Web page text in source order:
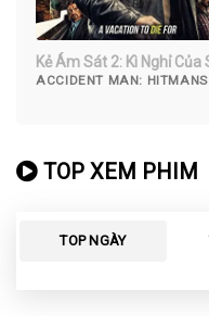
Kẻ Ám Sát 2: Kì Nghỉ Của
Thủ
ACCIDENT MAN: HITMANS
TOP XEM PHIM
TOP NGÀY